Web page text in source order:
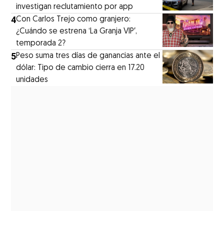
investigan reclutamiento por app
4Con Carlos Trejo como granjero:
¿Cuándo se estrena ‘La Granja VIP′,
temporada 2?
5Peso suma tres días de ganancias ante el
dólar: Tipo de cambio cierra en 17.20
unidades